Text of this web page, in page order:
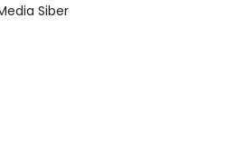
Siber